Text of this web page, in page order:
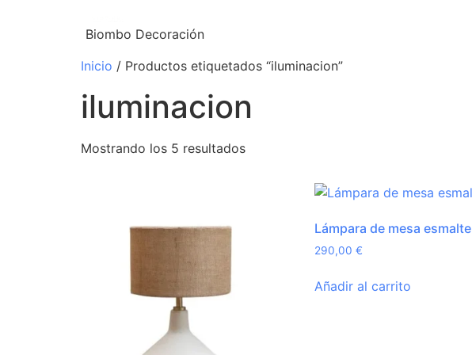
Biombo Decoración
Inicio / Productos etiquetados “iluminacion”
iluminacion
Mostrando los 5 resultados
Lámpara de mesa esmalte
290,00 €
Añadir al carrito